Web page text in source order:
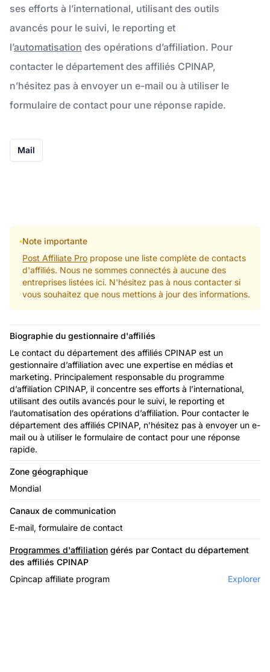
ses efforts à l’international, utilisant des outils
avancés pour le suivi, le reporting et
l’automatisation des opérations d’affiliation. Pour
contacter le département des affiliés CPINAP,
n’hésitez pas à envoyer un e-mail ou à utiliser le
formulaire de contact pour une réponse rapide.
Mail
Note importante
Post Affiliate Pro propose une liste complète de contacts
d'affiliés. Nous ne sommes connectés à aucune des
entreprises listées ici. N'hésitez pas à nous contacter si
vous souhaitez que nous mettions à jour des informations.
Biographie du gestionnaire d'affiliés
Le contact du département des affiliés CPINAP est un
gestionnaire d’affiliation avec une expertise en médias et
marketing. Principalement responsable du programme
d’affiliation CPINAP, il concentre ses efforts à l’international,
utilisant des outils avancés pour le suivi, le reporting et
l’automatisation des opérations d’affiliation. Pour contacter le
département des affiliés CPINAP, n’hésitez pas à envoyer un e-
mail ou à utiliser le formulaire de contact pour une réponse
rapide.
Zone géographique
Mondial
Canaux de communication
E-mail, formulaire de contact
Programmes d'affiliation gérés par Contact du département
des affiliés CPINAP
Cpincap affiliate program
Explorer